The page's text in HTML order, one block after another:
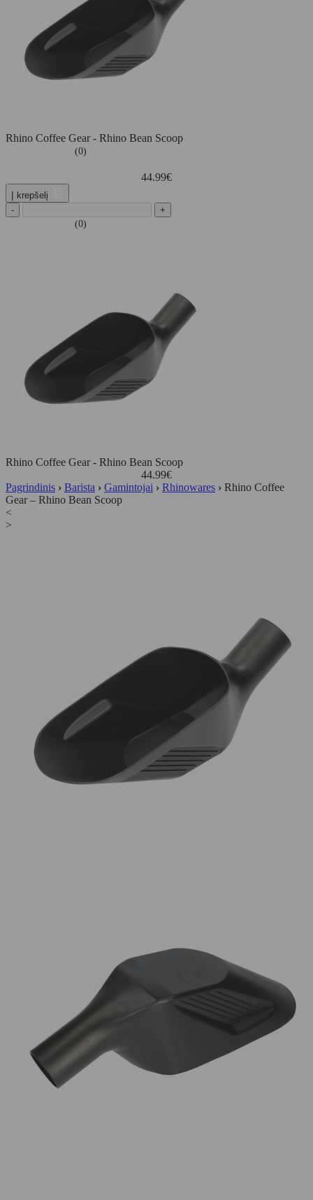
Rhino Coffee Gear - Rhino Bean Scoop
(0)
44.99€
Į krepšelį
-
+
(0)
Rhino Coffee Gear - Rhino Bean Scoop
44.99€
Pagrindinis › Barista › Gamintojai › Rhinowares › Rhino Coffee
Gear – Rhino Bean Scoop
<
>